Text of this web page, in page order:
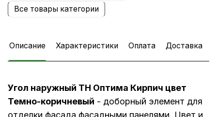
Все товары категории
Описание Характеристики Оплата Доставка
Угол наружный ТН Оптима Кирпич цвет
Темно-коричневый - доборный элемент для
отделки фасада фасадными панелями. Цвет и